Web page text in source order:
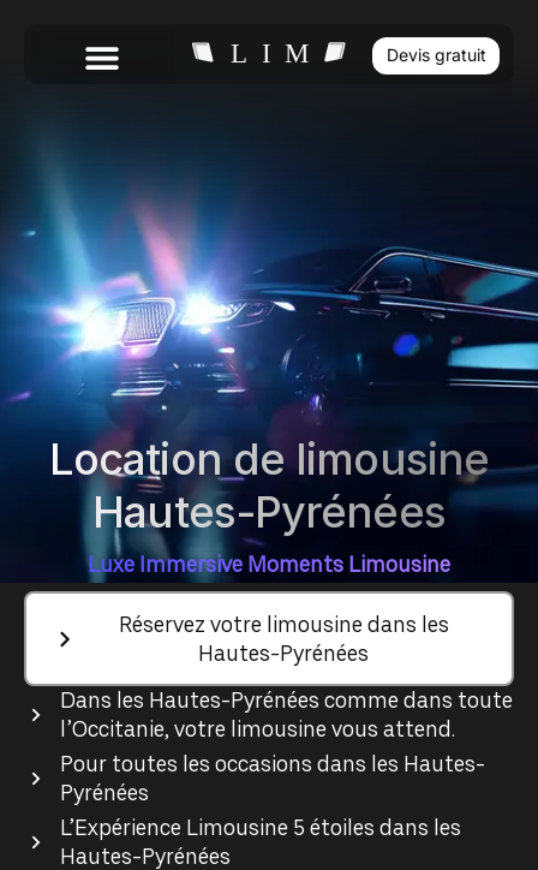
Devis gratuit
Location de limousine
Hautes-Pyrénées
Luxe Immersive Moments Limousine
Réservez votre limousine dans les
Hautes-Pyrénées
Dans les Hautes-Pyrénées comme dans toute
l’Occitanie, votre limousine vous attend.
Pour toutes les occasions dans les Hautes-
Pyrénées
L’Expérience Limousine 5 étoiles dans les
Hautes-Pyrénées